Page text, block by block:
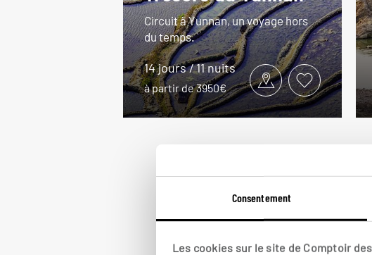
Consentement
Les cookies sur le site de Comptoir
Circuit à Yunnan, un voyage hors
du temps.
14 jours / 11 nuits
à partir de 3950€